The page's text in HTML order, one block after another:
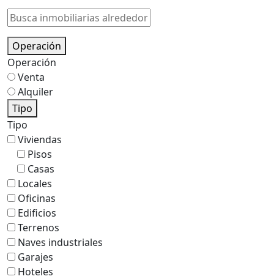
Operación
Operación
Venta
Alquiler
Tipo
Tipo
Viviendas
Pisos
Casas
Locales
Oficinas
Edificios
Terrenos
Naves industriales
Garajes
Hoteles